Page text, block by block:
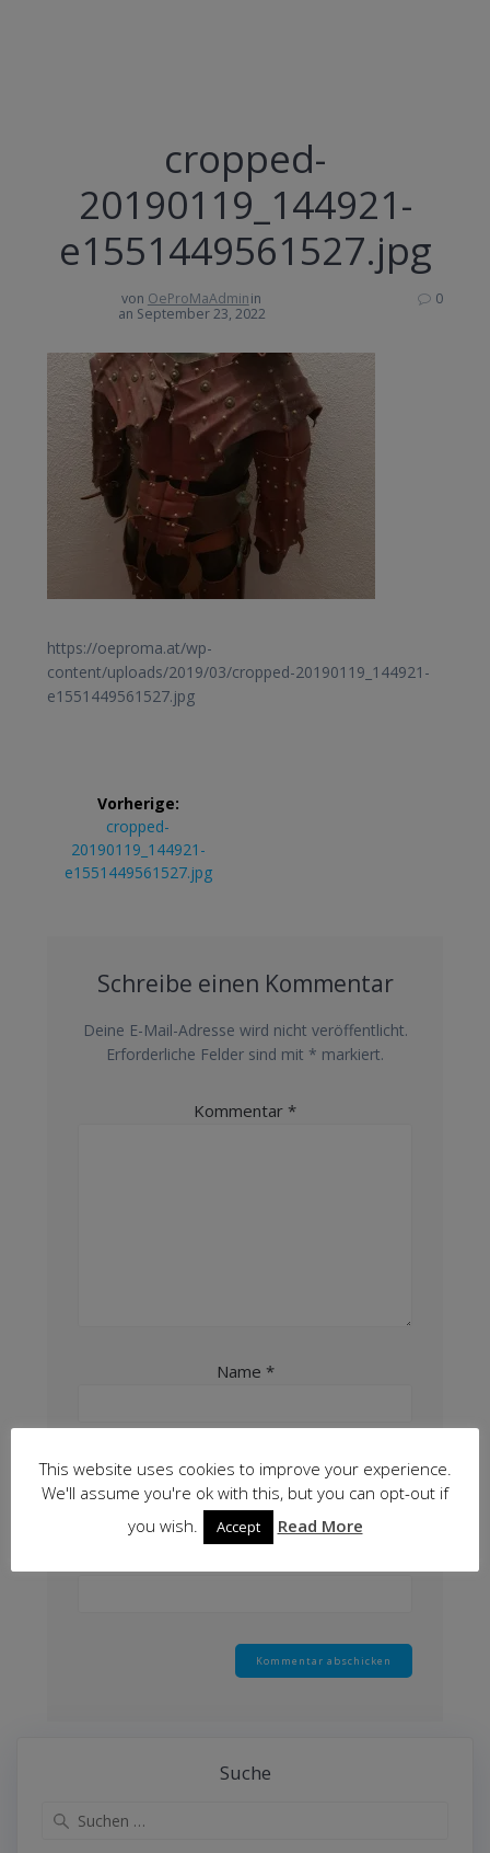
cropped-
20190119_144921-
e1551449561527.jpg
von OeProMaAdminin
an September 23, 2022
0
https://oeproma.at/wp-
content/uploads/2019/03/cropped-20190119_144921-
e1551449561527.jpg
Beitrags-
Navigation
Vorherige:
Vorheriger
Beitrag:
cropped-
20190119_144921-
e1551449561527.jpg
Schreibe einen Kommentar
Deine E-Mail-Adresse wird nicht veröffentlicht.
Erforderliche Felder sind mit * markiert.
Kommentar *
Name *
E-Mail*
Suche
This website uses cookies to improve your experience.
We'll assume you're ok with this, but you can opt-out if
you wish.
Accept Read More